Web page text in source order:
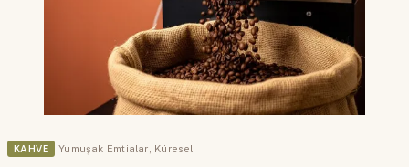
KAHVE Yumuşak Emtialar Küresel